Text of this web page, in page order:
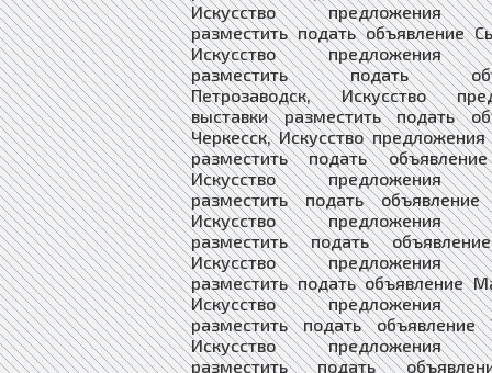
Искусство предложения
разместить подать объявление
Искусство предложения
разместить подать
Петрозаводск, Искусство
выставки разместить подать
Черкесск, Искусство предложения
разместить подать
Искусство предложения
разместить подать объявление
Искусство предложения
разместить подать
Искусство предложения
разместить подать объявление
Искусство предложения
разместить подать объявление
Искусство предложения
разместить подать